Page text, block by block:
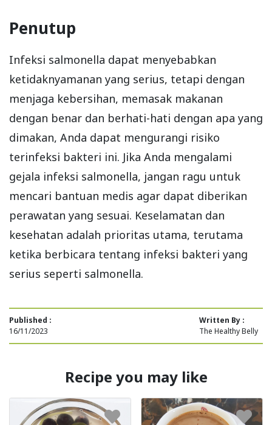
Penutup
Infeksi salmonella dapat menyebabkan
ketidaknyamanan yang serius, tetapi dengan
menjaga kebersihan, memasak makanan
dengan benar dan berhati-hati dengan apa yang
dimakan, Anda dapat mengurangi risiko
terinfeksi bakteri ini. Jika Anda mengalami
gejala infeksi salmonella, jangan ragu untuk
mencari bantuan medis agar dapat diberikan
perawatan yang sesuai. Keselamatan dan
kesehatan adalah prioritas utama, terutama
ketika berbicara tentang infeksi bakteri yang
serius seperti salmonella.
Published :
16/11/2023
Written By :
The Healthy Belly
Recipe you may like